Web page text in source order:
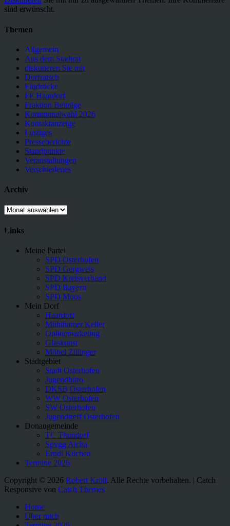
sind erwünscht.
Themen
Allgemein
Aus dem Stadtrat
diskutieren Sie mit
Dorfratsch
Eindrücke
FF Haardorf
Fraktion Beiträge
Kommunalwahl 2026
Kontaktanzeige
Lustiges
Presseberichte
Standpunkte
Veranstaltungen
Verschiedenes
Archiv
Archiv
Links
Meine Partei
SPD Osterhofen
SPD Gergweis
SPD Kreisverband
SPD Bayern
SPD Moos
Mein Dorf
Haardorf
Mühlhamer Keller
Onlinemarketing
Glaskunst
Möbel Zillinger
Stadtgebiet
Stadt Osterhofen
Jugendbüro
DKSB Osterhofen
WW Osterhofen
SW Osterhofen
Jugendtreff Osterhofen
Donaugemeinde
TC Thundorf
Spvgg Aicha
Erndl Küchen
Termine 2026
Copyright © 2026 Robert Kröll. Alle Rechte vorbehalten. | Catch
Responsive von Catch Themes
oben
scrollen
Home
Über mich